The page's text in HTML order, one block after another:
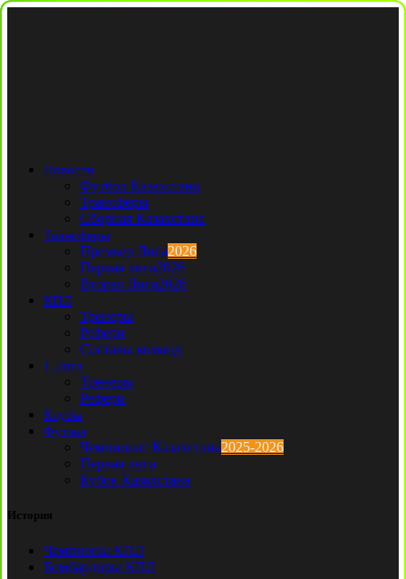
Новости
Футбол Казахстана
Трансферы
Сборная Казахстана
Трансферы
Премьер Лига2026
Первая лига2026
Вторая Лига2026
КПЛ
Тренеры
Рефери
Составы команд
1 Лига
Тренеры
Рефери
Клубы
Футзал
Чемпионат Казахстана2025-2026
Первая лига
Кубок Казахстана
История
Чемпионы КПЛ
Бомбардиры КПЛ